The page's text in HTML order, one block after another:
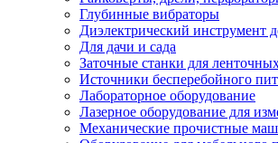
Глубинные вибраторы
Диэлектрический инструмент
Для дачи и сада
Заточные станки для
Источники бесперебойного
Лабораторное оборудование
Лазерное оборудование для
Механические прочистные